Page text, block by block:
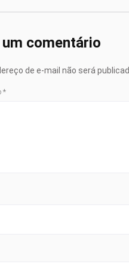
um comentário
de e-mail não será
*